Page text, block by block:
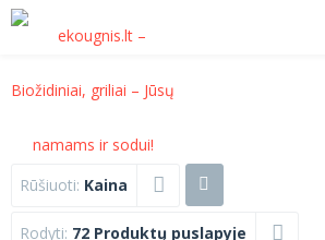
Rūšiuoti: Kaina
Rodyti: 72 Produktų puslapyje